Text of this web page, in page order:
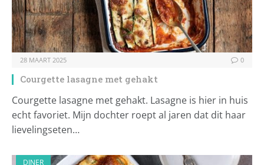
28 MAART 2025 0
Courgette lasagne met gehakt
Courgette lasagne met gehakt. Lasagne is hier in huis
echt favoriet. Mijn dochter roept al jaren dat dit haar
lievelingseten…
DINER